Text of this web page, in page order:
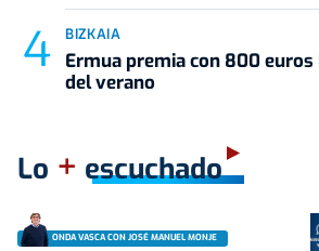
BIZKAIA
Ermua premia con 800
del verano
Lo + escuchado
ONDA VASCA CON JOSÉ MANUEL MONJE